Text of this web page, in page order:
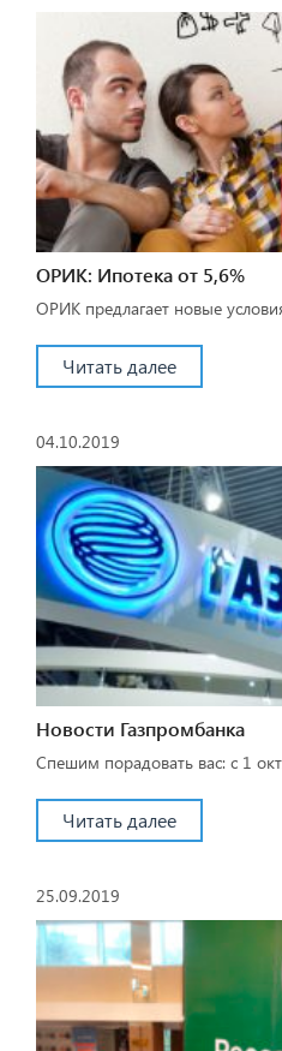
ОРИК: Ипотека от 5,6%
ОРИК предлагает новые
Читать далее
04.10.2019
Новости Газпромбанка
Спешим порадовать вас: с 1
Читать далее
25.09.2019